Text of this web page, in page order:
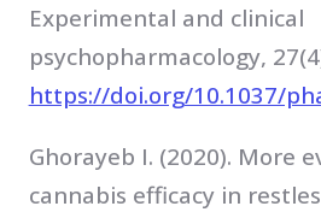
Experimental and clinical
psychopharmacology,
https://doi.org/10.1037/
Ghorayeb I. (2020). More
cannabis efficacy in